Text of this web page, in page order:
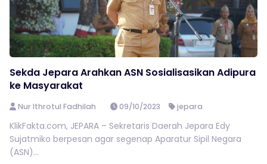
Sekda Jepara Arahkan ASN Sosialisasikan Adipura
ke Masyarakat
Nur Ithrotul Fadhilah 09/10/2023 jepara
KlikFakta.com, JEPARA – Sekretaris Daerah Jepara Edy
Sujatmiko berpesan agar segenap Aparatur Sipil Negara
(ASN)...